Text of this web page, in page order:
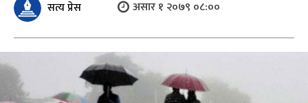
सत्य प्रेस असार १ २०७९ ०८:००